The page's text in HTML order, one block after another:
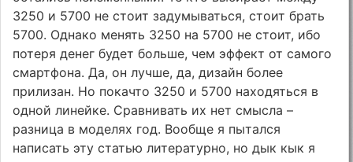
3250 и 5700 не стоит задумываться, стоит брать
5700. Однако менять 3250 на 5700 не стоит, ибо
потеря денег будет больше, чем эффект от самого
смартфона. Да, он лучше, да, дизайн более
прилизан. Но покачто 3250 и 5700 находяться в
одной линейке. Сравнивать их нет смысла –
разница в моделях год. Вообще я пытался
написать эту статью литературно, но дык кык я